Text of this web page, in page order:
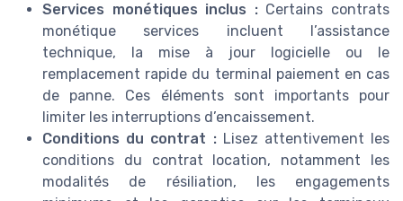
Services monétiques inclus :Certains contrats
monétique services incluent l’assistance
technique, la mise à jour logicielle ou le
remplacement rapide du terminal paiement en cas
de panne. Ces éléments sont importants pour
limiter les interruptions d’encaissement.
Conditions du contrat :Lisez attentivement les
conditions du contrat location, notamment les
modalités de résiliation, les engagements